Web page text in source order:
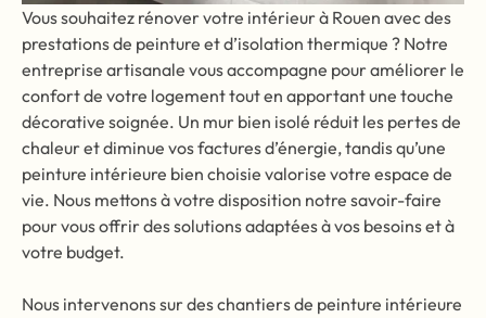
Vous souhaitez rénover votre intérieur à Rouen avec des
prestations de peinture et d’isolation thermique ? Notre
entreprise artisanale vous accompagne pour améliorer le
confort de votre logement tout en apportant une touche
décorative soignée. Un mur bien isolé réduit les pertes de
chaleur et diminue vos factures d’énergie, tandis qu’une
peinture intérieure bien choisie valorise votre espace de
vie. Nous mettons à votre disposition notre savoir-faire
pour vous offrir des solutions adaptées à vos besoins et à
votre budget.
Nous intervenons sur des chantiers de peinture intérieure